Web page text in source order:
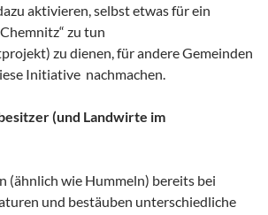
aktivieren, selbst etwas für ein
zu tun
zu dienen, für andere Gemeinden
Initiative nachmachen.
(und Landwirte im
(ähnlich wie Hummeln) bereits bei
und bestäuben unterschiedliche